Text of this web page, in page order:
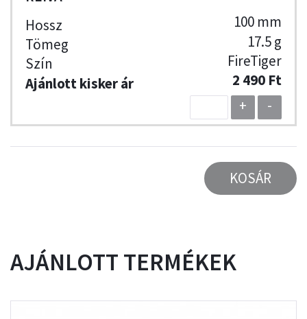
100 mm
17.5 g
FireTiger
2 490 Ft
+
-
KOSÁR
AJÁNLOTT TERMÉKEK